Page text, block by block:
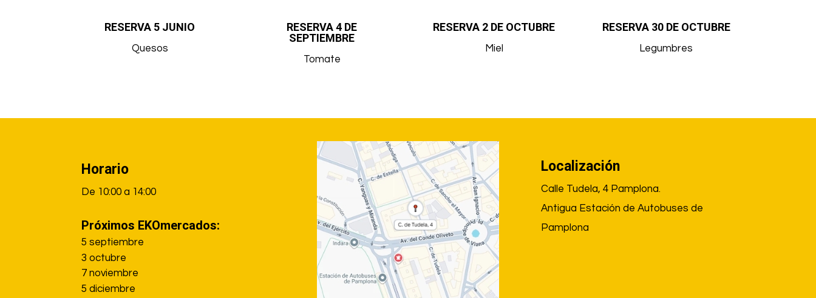
RESERVA 5 JUNIO
Quesos
RESERVA 4 DE
SEPTIEMBRE
Tomate
RESERVA 2 DE OCTUBRE
Miel
RESERVA 30 DE OCTUBRE
Legumbres
Horario
De 10:00 a 14:00
Próximos EKOmercados:
5 septiembre
3 octubre
7 noviembre
5 diciembre
Localización
Calle Tudela, 4 Pamplona.
Antigua Estación de Autobuses de
Pamplona